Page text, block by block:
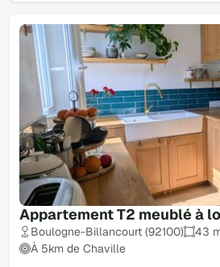
Appartement T2 meublé à
Boulogne-Billancourt (92100) 43
À 5km de Chaville